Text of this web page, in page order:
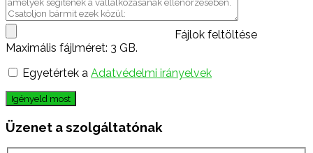
Fájlok feltöltése
Maximális fájlméret: 3 GB.
Egyetértek a Adatvédelmi irányelvek
Igényeld most
Üzenet a szolgáltatónak